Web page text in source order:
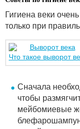
Гигиена веки
только при
Что такое выворот
Сначала
чтобы
мейбомиевые